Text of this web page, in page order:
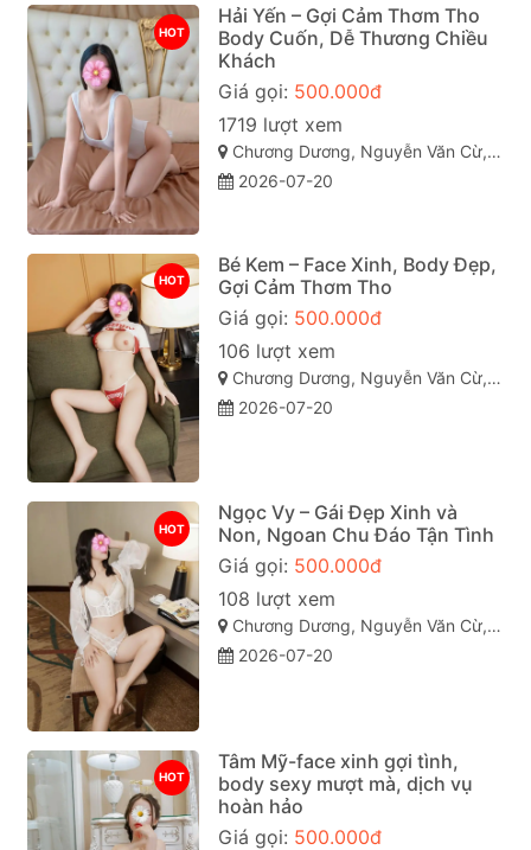
HOT
Hải Yến – Gợi Cảm Thơm Tho
Body Cuốn, Dễ Thương Chiều
Khách
Giá gọi: 500.000đ
1719 lượt xem
Chương Dương, Nguyễn Văn Cừ, Quy Nhơn, Bình Định
2026-07-20
HOT
Bé Kem – Face Xinh, Body Đẹp,
Gợi Cảm Thơm Tho
Giá gọi: 500.000đ
106 lượt xem
Chương Dương, Nguyễn Văn Cừ, Quy Nhơn, Bình Định
2026-07-20
HOT
Ngọc Vy – Gái Đẹp Xinh và
Non, Ngoan Chu Đáo Tận Tình
Giá gọi: 500.000đ
108 lượt xem
Chương Dương, Nguyễn Văn Cừ, Quy Nhơn, Bình Định
2026-07-20
HOT
Tâm Mỹ-face xinh gợi tình,
body sexy mượt mà, dịch vụ
hoàn hảo
Giá gọi: 500.000đ